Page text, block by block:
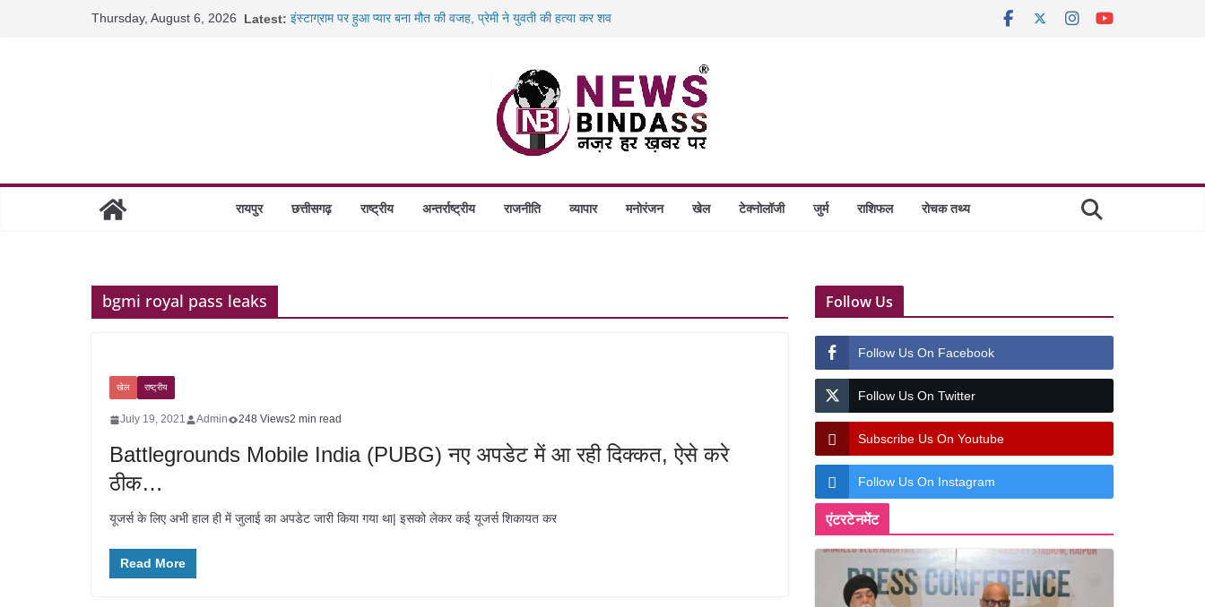
Thursday, August 6, 2026 Latest: इंस्टाग्राम पर हुआ प्यार बना मौत की वजह, प्रेमी ने युवती की हत्या कर शव
रायपुर स्टेशन पर 500 किलो पनीर की खेप जब्त, अमरकंटक एक्सप्रेस से
निराश्रित मवेशियों को मिलेगा आश्रय, प्रदेश में बनेंगे 1460 गौधाम
रायपुर छत्तीसगढ़ राष्ट्रीय अन्तर्राष्ट्रीय राजनीति व्यापार मनोरंजन खेल टेक्नोलॉजी जुर्म राशिफल रोचक तथ्य
bgmi royal pass leaks
खेल राष्ट्रीय
July 19, 2021 Admin 248 Views2 min read
Battlegrounds Mobile India (PUBG) नए अपडेट में आ रही दिक्कत, ऐसे करे
ठीक…
यूजर्स के लिए अभी हाल ही में जुलाई का अपडेट जारी किया गया था| इसको लेकर कई यूजर्स शिकायत कर
Read More
Follow Us
Follow Us On Facebook
Follow Us On Twitter
Subscribe Us On Youtube
Follow Us On Instagram
एंटरटेनमेंट